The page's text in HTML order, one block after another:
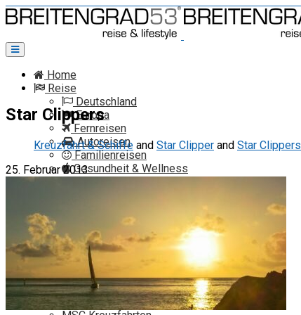
Toggle
navigation
Home
Reise
Deutschland
Europa
Fernreisen
Autoreisen
Familienreisen
Gesundheit & Wellness
Auto-News
Kreuzfahrt
AIDA
Costa Kreuzfahrten
Hapag-Lloyd Cruises
Holland America Line
Iceland Pro Cruises
Star Clippers
Kreuzfahrt & Schiffe and Star Clipper and Star Clippers
25. Februar 2013